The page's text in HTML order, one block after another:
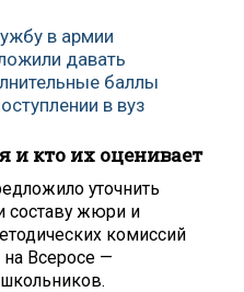
в армии
давать
баллы
в вуз
и кто их оценивает
уточнить
составу жюри и
комиссий
Всеросе —